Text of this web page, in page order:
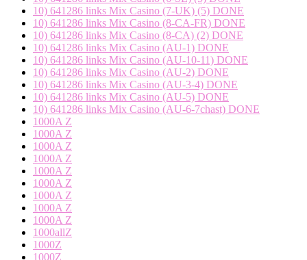
10) 641286 links Mix Casino (7-UK) (5) DONE
10) 641286 links Mix Casino (8-CA-FR) DONE
10) 641286 links Mix Casino (8-CA) (2) DONE
10) 641286 links Mix Casino (AU-1) DONE
10) 641286 links Mix Casino (AU-10-11) DONE
10) 641286 links Mix Casino (AU-2) DONE
10) 641286 links Mix Casino (AU-3-4) DONE
10) 641286 links Mix Casino (AU-5) DONE
10) 641286 links Mix Casino (AU-6-7chast) DONE
1000A Z
1000A Z
1000A Z
1000A Z
1000A Z
1000A Z
1000A Z
1000A Z
1000A Z
1000allZ
1000Z
1000Z